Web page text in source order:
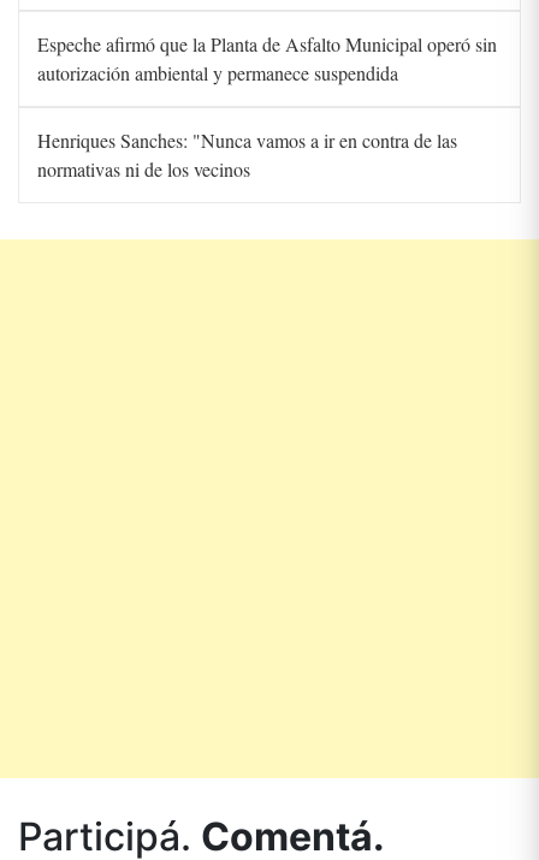
Espeche afirmó que la Planta de Asfalto Municipal operó sin
autorización ambiental y permanece suspendida
Henriques Sanches: "Nunca vamos a ir en contra de las
normativas ni de los vecinos
Participá. Comentá.